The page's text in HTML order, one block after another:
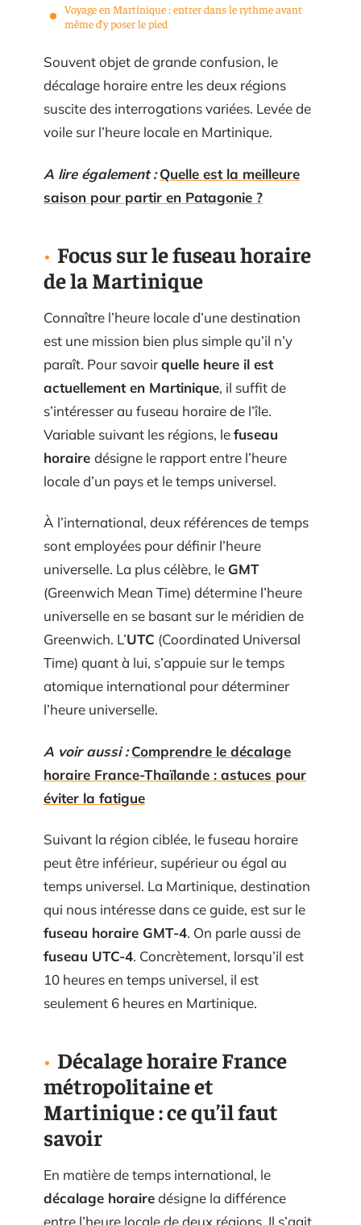
Voyage en Martinique : entrer dans le rythme avant
même d’y poser le pied
Souvent objet de grande confusion, le
décalage horaire entre les deux régions
suscite des interrogations variées. Levée de
voile sur l’heure locale en Martinique.
A lire également : Quelle est la meilleure
saison pour partir en Patagonie ?
Focus sur le fuseau horaire
de la Martinique
Connaître l’heure locale d’une destination
est une mission bien plus simple qu’il n’y
paraît. Pour savoirquelle heure il est
actuellement en Martinique, il suffit de
s’intéresser au fuseau horaire de l’île.
Variable suivant les régions, lefuseau
horaire désigne le rapport entre l’heure
locale d’un pays et le temps universel.
À l’international, deux références de temps
sont employées pour définir l’heure
universelle. La plus célèbre, le GMT
(Greenwich Mean Time) détermine l’heure
universelle en se basant sur le méridien de
Greenwich. L’UTC (Coordinated Universal
Time) quant à lui, s’appuie sur le temps
atomique international pour déterminer
l’heure universelle.
A voir aussi : Comprendre le décalage
horaire France-Thaïlande : astuces pour
éviter la fatigue
Suivant la région ciblée, le fuseau horaire
peut être inférieur, supérieur ou égal au
temps universel. La Martinique, destination
qui nous intéresse dans ce guide, est sur le
fuseau horaire GMT-4. On parle aussi de
fuseau UTC-4. Concrètement, lorsqu’il est
10 heures en temps universel, il est
seulement 6 heures en Martinique.
Décalage horaire France
métropolitaine et
Martinique : ce qu’il faut
savoir
En matière de temps international, le
décalage horairedésigne la différence
entre l’heure locale de deux régions. Il s’agit